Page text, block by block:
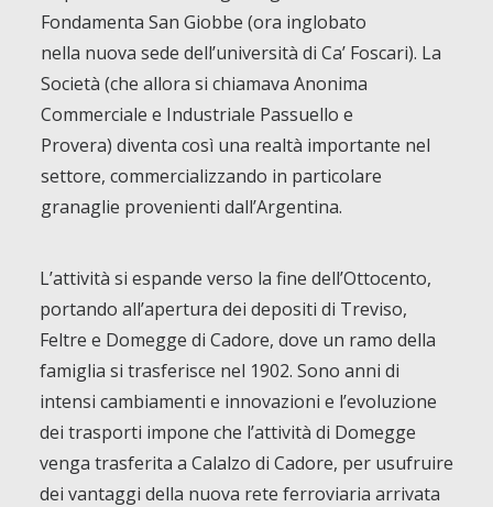
Fondamenta San Giobbe (ora inglobato
nella nuova sede dell’università di Ca’ Foscari). La
Società (che allora si chiamava Anonima
Commerciale e Industriale Passuello e
Provera) diventa così una realtà importante nel
settore, commercializzando in particolare
granaglie provenienti dall’Argentina.
L’attività si espande verso la fine dell’Ottocento,
portando all’apertura dei depositi di Treviso,
Feltre e Domegge di Cadore, dove un ramo della
famiglia si trasferisce nel 1902. Sono anni di
intensi cambiamenti e innovazioni e l’evoluzione
dei trasporti impone che l’attività di Domegge
venga trasferita a Calalzo di Cadore, per usufruire
dei vantaggi della nuova rete ferroviaria arrivata